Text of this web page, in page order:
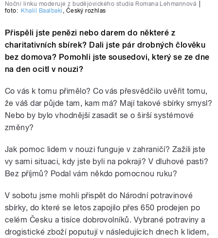
Noční linku moderuje z budějovického studia Romana Lehmannová
foto: Khalil Baalbaki , Český rozhlas
Přispěli jste penězi nebo darem do některé z
charitativních sbírek? Dali jste pár drobných člověku
bez domova? Pomohli jste sousedovi, který se ze dne
na den ocitl v nouzi?
Co vás k tomu přimělo? Co vás přesvědčilo uvěřit tomu,
že váš dar půjde tam, kam má? Mají takové sbírky smysl?
Nebo by bylo vhodnější zasadit se o širší systémové
změny?
Jak pomoc lidem v nouzi funguje v zahraničí? Zažili jste
vy sami situaci, kdy jste byli na pokraji? V dluhové pasti?
Bez příjmů? Podal vám někdo pomocnou ruku?
V sobotu jsme mohli přispět do Národní potravinové
sbírky, do které se letos zapojilo přes 650 prodejen po
celém Česku a tisíce dobrovolníků. Vybrané potraviny a
drogistické zboží poputují v následujících dnech k lidem,